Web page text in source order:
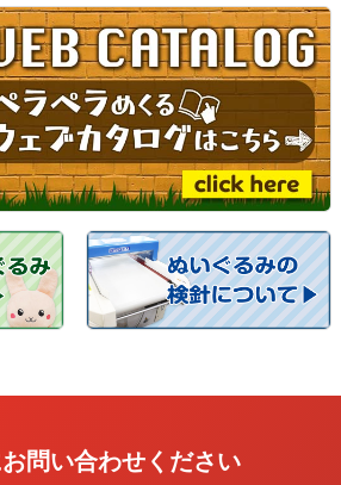
問い合わせください